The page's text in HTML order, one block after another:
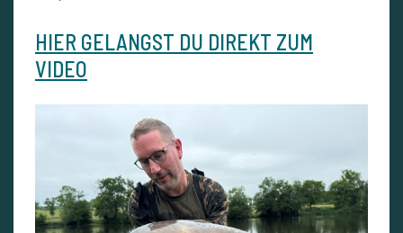
HIER GELANGST DU DIREKT ZUM
VIDEO